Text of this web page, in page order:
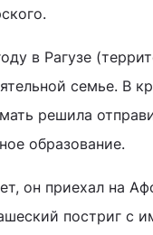
в Рагузе
семье. В
решила
образование.
он приехал на
постриг с